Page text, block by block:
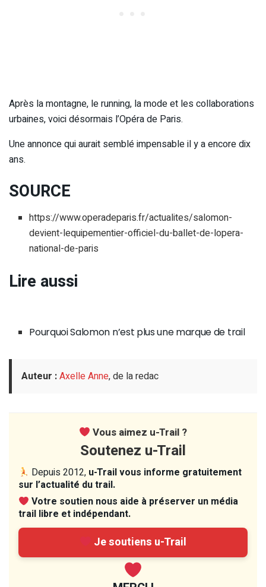
Après la montagne, le running, la mode et les collaborations
urbaines, voici désormais l’Opéra de Paris.
Une annonce qui aurait semblé impensable il y a encore dix
ans.
SOURCE
https://www.operadeparis.fr/actualites/salomon-
devient-lequipementier-officiel-du-ballet-de-lopera-
national-de-paris
Lire aussi
Pourquoi Salomon n’est plus une marque de trail
Auteur :Axelle Anne, de la redac
Vous aimez u-Trail ?
Soutenez u-Trail
Depuis 2012, u-Trail vous informe gratuitement
sur l’actualité du trail.
Votre soutien nous aide à préserver un média
trail libre et indépendant.
Je soutiens u-Trail